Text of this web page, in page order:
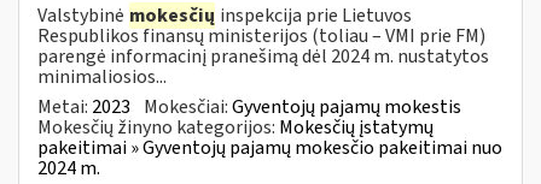
Valstybinė mokesčių inspekcija prie Lietuvos
Respublikos finansų ministerijos (toliau – VMI prie FM)
parengė informacinį pranešimą dėl 2024 m. nustatytos
minimaliosios...
Metai: 2023 Mokesčiai:Gyventojų pajamų mokestis
Mokesčių žinyno kategorijos: Mokesčių įstatymų
pakeitimai » Gyventojų pajamų mokesčio pakeitimai nuo
2024 m.